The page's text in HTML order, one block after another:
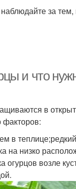
за
и что
в
факторов:
в
на низко
возле